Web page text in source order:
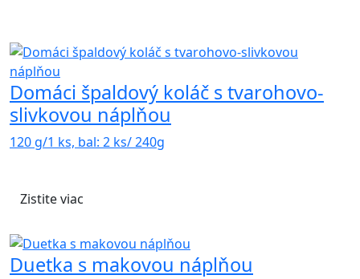
Domáci špaldový koláč s tvarohovo-
slivkovou náplňou
120 g/1 ks, bal: 2 ks/ 240g
Zistite viac
Duetka s makovou náplňou